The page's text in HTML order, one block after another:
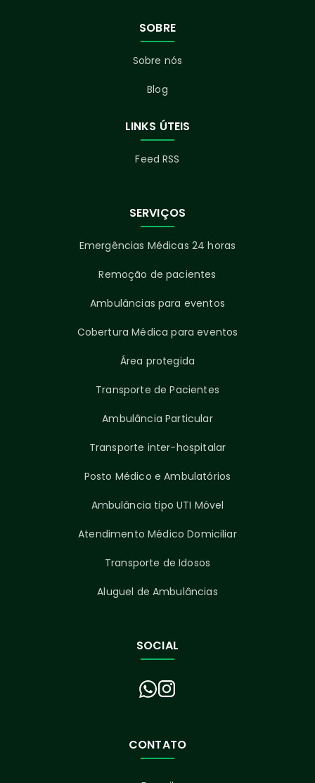
SOBRE
Sobre nós
Blog
LINKS ÚTEIS
Feed RSS
SERVIÇOS
Emergências Médicas 24 horas
Remoção de pacientes
Ambulâncias para eventos
Cobertura Médica para eventos
Área protegida
Transporte de Pacientes
Ambulância Particular
Transporte inter-hospitalar
Posto Médico e Ambulatórios
Ambulância tipo UTI Móvel
Atendimento Médico Domiciliar
Transporte de Idosos
Aluguel de Ambulâncias
SOCIAL
CONTATO